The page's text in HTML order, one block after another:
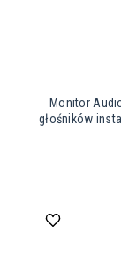
Monitor
głośników